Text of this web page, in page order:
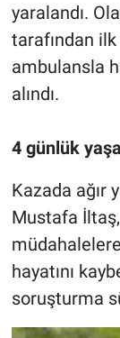
yaralandı.
tarafından ilk
ambulansla
alındı.
4 günlük
Kazada ağır
Mustafa
hayatını
soruşturma